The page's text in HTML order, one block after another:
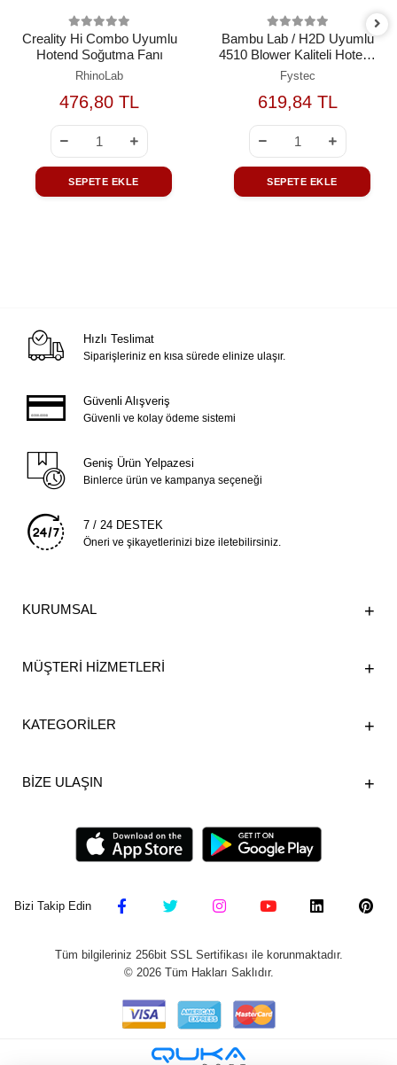
Creality Hi Combo Uyumlu
Hotend Soğutma Fanı
RhinoLab
476,80 TL
SEPETE EKLE
Bambu Lab / H2D Uyumlu
4510 Blower Kaliteli Hotend
Soğutma Fanı (5V PWM)
Fystec
619,84 TL
SEPETE EKLE
Hızlı Teslimat
Siparişleriniz en kısa sürede elinize ulaşır.
Güvenli Alışveriş
Güvenli ve kolay ödeme sistemi
Geniş Ürün Yelpazesi
Binlerce ürün ve kampanya seçeneği
7 / 24 DESTEK
Öneri ve şikayetlerinizi bize iletebilirsiniz.
KURUMSAL
MÜŞTERİ HİZMETLERİ
KATEGORİLER
BİZE ULAŞIN
Bizi Takip Edin
Tüm bilgileriniz 256bit SSL Sertifikası ile korunmaktadır.
© 2026Tüm Hakları Saklıdır.